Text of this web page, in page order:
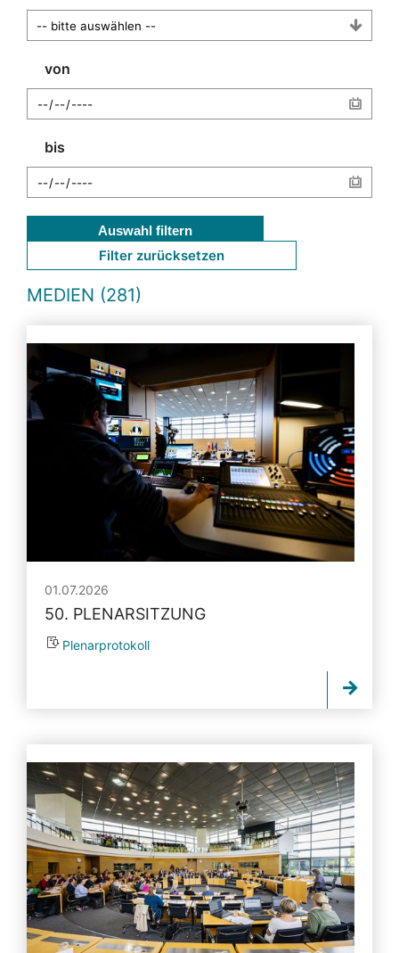
von
bis
Auswahl filtern
Filter zurücksetzen
MEDIEN (281)
01.07.2026
50. PLENARSITZUNG
Plenarprotokoll